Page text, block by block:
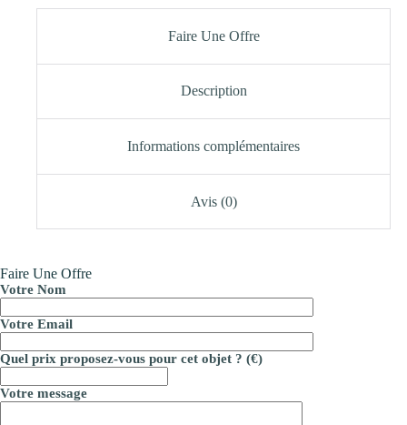
Faire Une Offre
Description
Informations complémentaires
Avis (0)
Faire Une Offre
Votre Nom
Votre Email
Quel prix proposez-vous pour cet objet ? (€)
Votre message